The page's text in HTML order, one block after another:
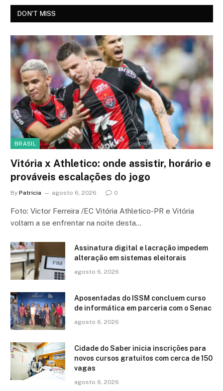
DON'T MISS
BRASIL
Vitória x Athletico: onde assistir, horário e
prováveis escalações do jogo
By Patricia agosto 6, 2026 0
Foto: Victor Ferreira /EC Vitória Athletico-PR e Vitória
voltam a se enfrentar na noite desta…
Assinatura digital e lacração impedem
alteração em sistemas eleitorais
agosto 6, 2026
Aposentadas do ISSM concluem curso
de informática em parceria com o Senac
agosto 6, 2026
Cidade do Saber inicia inscrições para
novos cursos gratuitos com cerca de 150
vagas
agosto 6, 2026